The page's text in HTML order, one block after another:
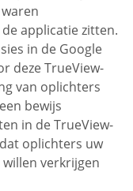
applicatie zitten.
in de Google
deze TrueView-
van oplichters
bewijs
in de TrueView-
oplichters uw
verkrijgen